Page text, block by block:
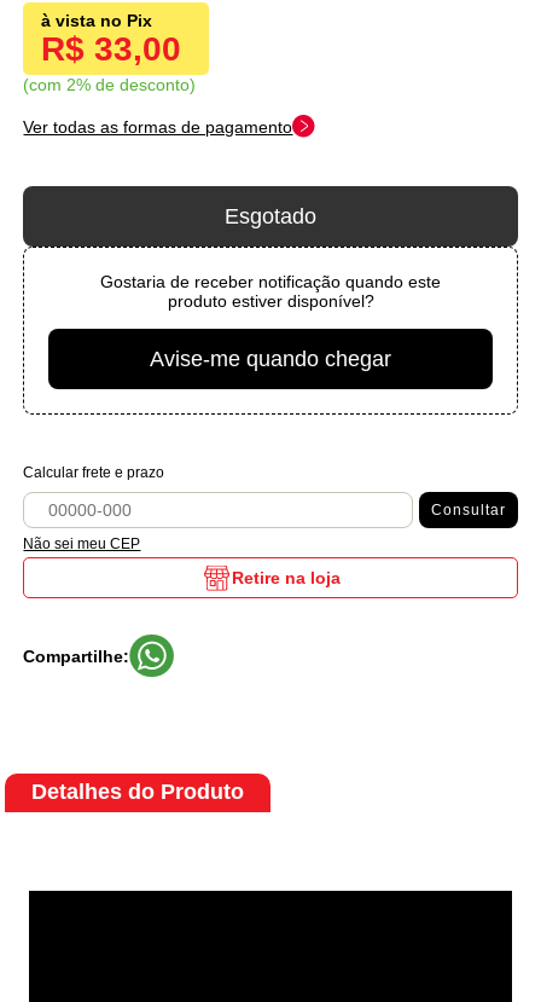
R$ 33,00
com 2% de desconto
Ver todas as formas de pagamento
Esgotado
Gostaria de receber notificação quando este
produto estiver disponível?
Avise-me quando chegar
Calcular frete e prazo
Consultar
Não sei meu CEP
Retire na loja
Compartilhe:
Detalhes do Produto